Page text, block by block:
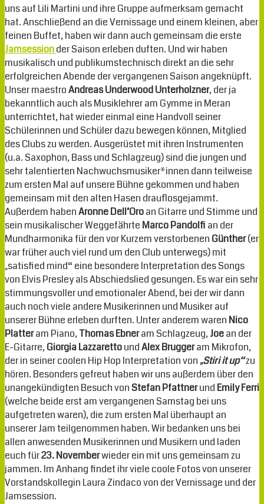
uns auf Lili Martini und ihre Gruppe aufmerksam gemacht
hat. Anschließend an die Vernissage und einem kleinen, aber
feinen Buffet, haben wir dann auch gemeinsam die erste
Jamsessionder Saison erleben duften. Und wir haben
musikalisch und publikumstechnisch direkt an die sehr
erfolgreichen Abende der vergangenen Saison angeknüpft.
Unser maestroAndreas Underwood Unterholzner, der ja
bekanntlich auch als Musiklehrer am Gymme in Meran
unterrichtet, hat wieder einmal eine Handvoll seiner
Schülerinnen und Schüler dazu bewegen können, Mitglied
des Clubs zu werden. Ausgerüstet mit ihren Instrumenten
(u.a. Saxophon, Bass und Schlagzeug) sind die jungen und
sehr talentierten Nachwuchsmusiker*innen dann teilweise
zum ersten Mal auf unsere Bühne gekommen und haben
gemeinsam mit den alten Hasen drauflosgejammt.
Außerdem habenAronne Dell’Oroan Gitarre und Stimme und
sein musikalischer Weggefährte Marco Pandolfi an der
Mundharmonika für den vor Kurzem verstorbenen Günther(er
war früher auch viel rund um den Club unterwegs) mit
„satisfied mind“ eine besondere Interpretation des Songs
von Elvis Presley als Abschiedslied gesungen. Es war ein sehr
stimmungsvoller und emotionaler Abend, bei der wir dann
auch noch viele andere Musikerinnen und Musiker auf
unserer Bühne erleben durften. Unter anderem waren Nico
Platteram Piano,Thomas Ebneram Schlagzeug,Joean der
E-Gitarre,Giorgia LazzarettoundAlex Bruggeram Mikrofon,
der in seiner coolen Hip Hop Interpretation von „Stiri it up“zu
hören. Besonders gefreut haben wir uns außerdem über den
unangekündigten Besuch von Stefan Pfattnerund Emily Ferri
(welche beide erst am vergangenen Samstag bei uns
aufgetreten waren), die zum ersten Mal überhaupt an
unserer Jam teilgenommen haben. Wir bedanken uns bei
allen anwesenden Musikerinnen und Musikern und laden
euch für23. Novemberwieder ein mit uns gemeinsam zu
jammen. Im Anhang findet ihr viele coole Fotos von unserer
Vorstandskollegin Laura Zindaco von der Vernissage und der
Jamsession.